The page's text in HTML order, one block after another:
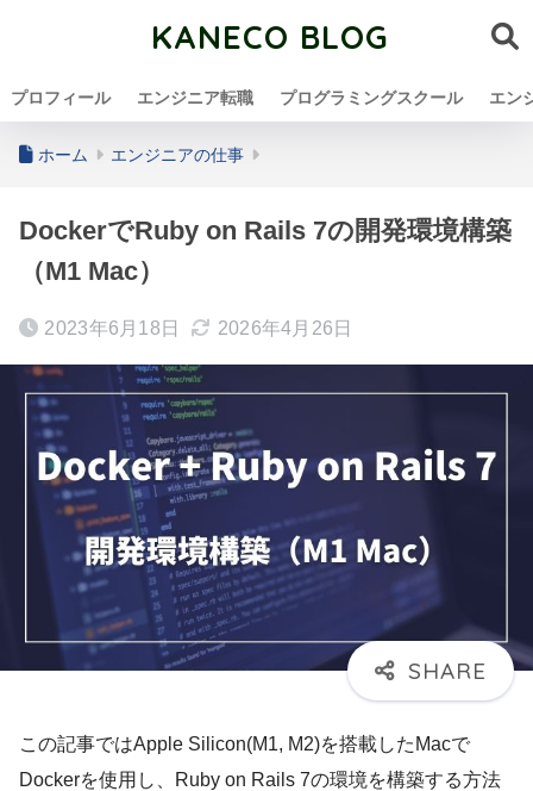
KANECO BLOG
プロフィール エンジニア転職 プログラミングスクール エン
ホーム エンジニアの仕事
DockerでRuby on Rails 7の開発環境構築
（M1 Mac）
2023年6月18日 2026年4月26日
この記事ではApple Silicon(M1, M2)を搭載したMacで
Dockerを使用し、Ruby on Rails 7の環境を構築する方法